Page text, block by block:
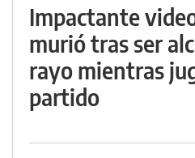
Impactante
murió tras ser
rayo mientras
partido